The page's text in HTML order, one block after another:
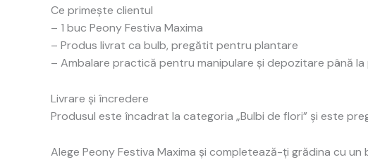
Ce primește clientul
– 1 buc Peony Festiva Maxima
– Produs livrat ca bulb, pregătit pentru plantare
– Ambalare practică pentru manipulare și depozitare până
Livrare și încredere
Produsul este încadrat la categoria „Bulbi de flori” și este
Alege Peony Festiva Maxima și completează-ți grădina cu